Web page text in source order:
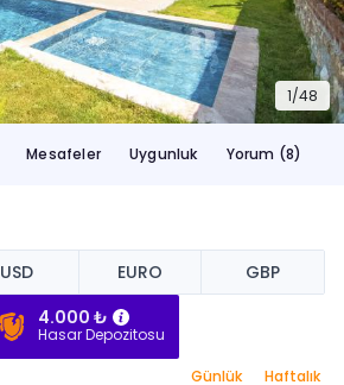
1/48
Mesafeler Uygunluk Yorum (8)
USD EURO
GBP
4.000 ₺
Hasar Depozitosu
Günlük Haftalık